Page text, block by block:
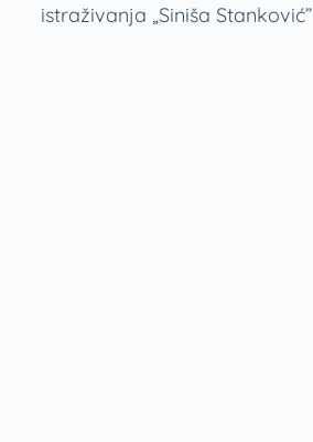
istraživanja „Siniša Stanković”